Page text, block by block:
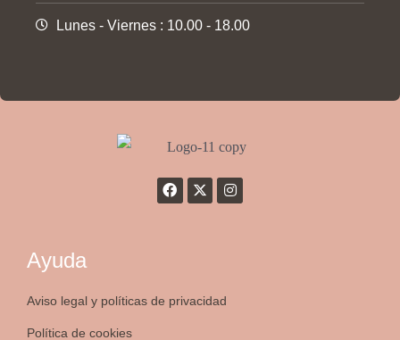
Lunes - Viernes : 10.00 - 18.00
Ayuda
Aviso legal y políticas de privacidad
Política de cookies